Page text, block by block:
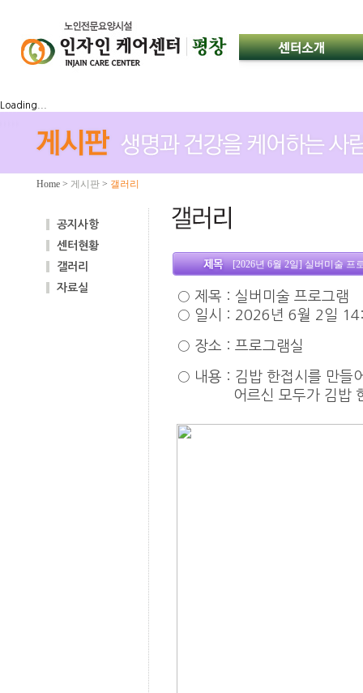
Loading...
Home > 게시판 > 갤러리
공지사항
센터현황
갤러리
자료실
[2026년 6월 2일] 실버미술 프
○ 제목 : 실버미술 프로그램
○ 일시 : 2026년 6월 2일
○ 장소 : 프로그램실
○ 내용 : 김밥 한접시를 만들
어르신 모두가 김밥 한